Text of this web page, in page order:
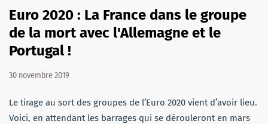
Euro 2020 : La France dans le groupe
de la mort avec l'Allemagne et le
Portugal !
30 novembre 2019
Le tirage au sort des groupes de l’Euro 2020 vient d’avoir lieu.
Voici, en attendant les barrages qui se dérouleront en mars